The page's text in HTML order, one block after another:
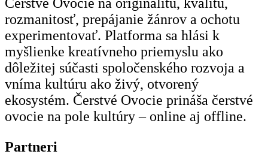
rozmanitosť, prepájanie žánrov a ochotu
experimentovať. Platforma sa hlási k
myšlienke kreatívneho priemyslu ako
dôležitej súčasti spoločenského rozvoja a
vníma kultúru ako živý, otvorený
ekosystém. Čerstvé Ovocie prináša čerstvé
ovocie na pole kultúry – online aj offline.
Partneri